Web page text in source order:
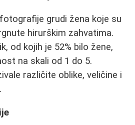
grudi žena koje su
hirurškim zahvatima.
od kojih je 52% bilo žene,
na skali od 1 do 5.
različite oblike, veličine i